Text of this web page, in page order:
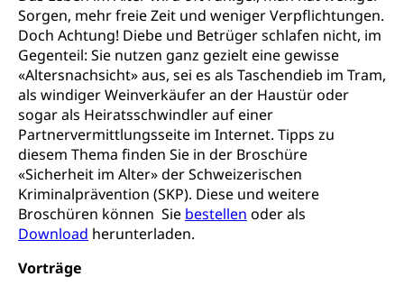
Sorgen, mehr freie Zeit und weniger Verpflichtungen.
Doch Achtung! Diebe und Betrüger schlafen nicht, im
Gegenteil: Sie nutzen ganz gezielt eine gewisse
«Altersnachsicht» aus, sei es als Taschendieb im Tram,
als windiger Weinverkäufer an der Haustür oder
sogar als Heiratsschwindler auf einer
Partnervermittlungsseite im Internet. Tipps zu
diesem Thema finden Sie in der Broschüre
«Sicherheit im Alter» der Schweizerischen
Kriminalprävention (SKP). Diese und weitere
Broschüren können Sie bestellen oder als
Download herunterladen.
Vorträge
Berufsmaturität
Zentrum für Brückenangebote
Gymnasien & Fachmittelschulen (beruf.lu.ch)
Studienwahl- und Studienbearatung
Fachklasse Grafik
Gesundheitsmittelschule
Informatikmittelschule
Wirtschaftsmittelschule
FMS und Vollzeitschulen mit BM
Kantonale Sportcamps
Primarschule
Sekundarschule
Schulpflicht
Kindergarten & Basisstufe
Förderangebote
Sonderschulung
Stipendien und Darlehen
Studienbeihilfe, Stipendien, Ausbildungsdarlehen
Stipendien Universität Luzern unilu
Finanzielle Unterstützung für Ausbildung
Pflege HF oder Studium Pflege FH
Fachstelle Stipendien (beruf.lu.ch)
Studienbeiträge Höhere Berufsbildung
Finanzielle Unterstützung Pädagogische
Universität
Technische Hochschule, Studium,
Hochschulstudium, Universitätsstudium,
universitäre Ausbildung, akademische Ausbildung,
Hochschulbildung, Hochschule, universitäre
Hochschule, Bachelor, Master, Doktorat,
Weiterbildung, Forschung, Entwicklung,
Dienstleistungen, Hochschule Luzern,
Pädagogische Hochschule Luzern, PH Luzern, UniLU,